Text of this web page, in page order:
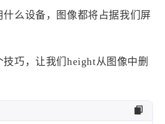
么设备，图像都将占据我们屏
巧，让我们height从图像中删